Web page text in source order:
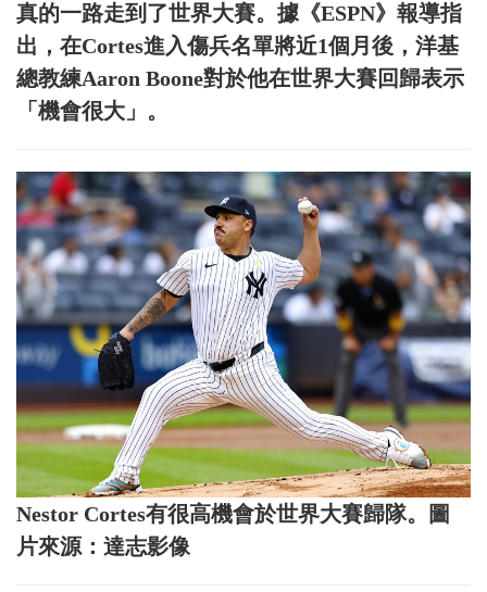
真的一路走到了世界大賽。據《ESPN》報導指
出，在Cortes進入傷兵名單將近1個月後，洋基
總教練Aaron Boone對於他在世界大賽回歸表示
「機會很大」。
Nestor Cortes有很高機會於世界大賽歸隊。圖
片來源：達志影像